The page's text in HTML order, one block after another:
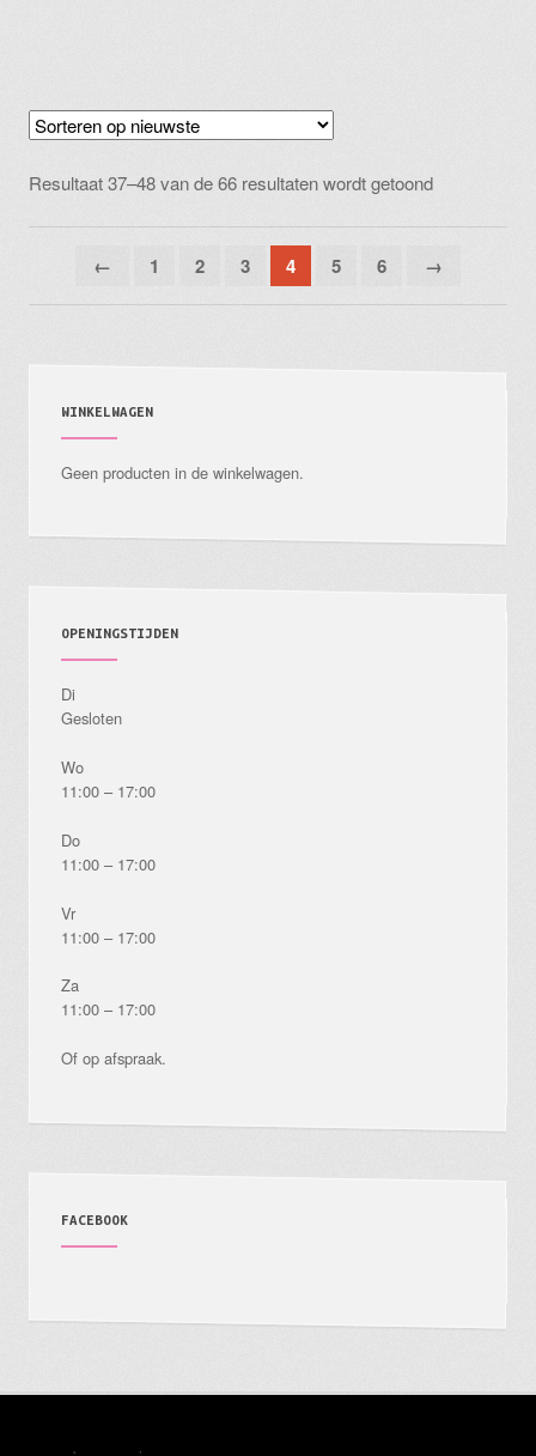
kan
Resultaat 37–48 van de 66 resultaten wordt getoondGesorteerd
← 1 2 3 4 5 6 →
WINKELWAGEN
Geen producten in de winkelwagen.
OPENINGSTIJDEN
Di
Gesloten
Wo
11:00 – 17:00
Do
11:00 – 17:00
Vr
11:00 – 17:00
Za
11:00 – 17:00
Of op afspraak.
FACEBOOK